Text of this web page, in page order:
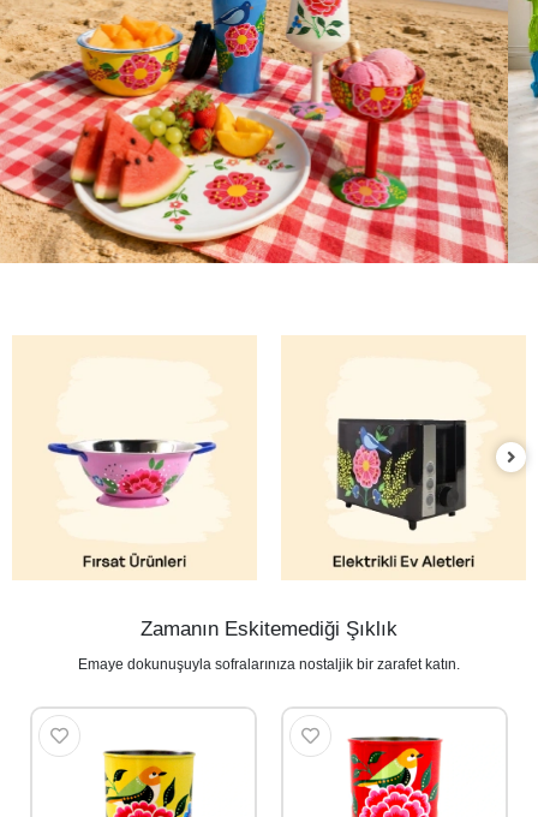
Zamanın Eskitemediği Şıklık
Emaye dokunuşuyla sofralarınıza nostaljik bir zarafet katın.